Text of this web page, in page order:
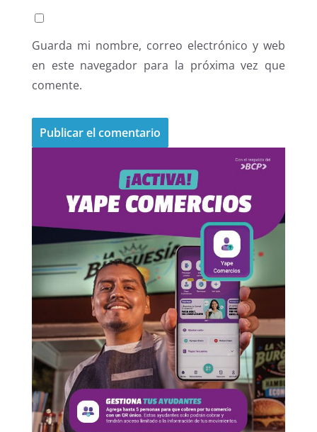
Guarda mi nombre, correo electrónico y web
en este navegador para la próxima vez que
comente.